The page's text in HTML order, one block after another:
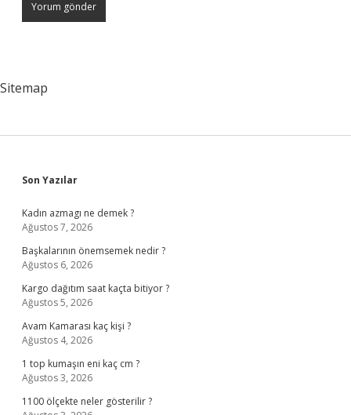
Sitemap
Sidebar
Son Yazılar
Kadın azmagı ne demek ?
Ağustos 7, 2026
Başkalarının önemsemek nedir ?
Ağustos 6, 2026
Kargo dağıtım saat kaçta bitiyor ?
Ağustos 5, 2026
Avam Kamarası kaç kişi ?
Ağustos 4, 2026
1 top kumaşın eni kaç cm ?
Ağustos 3, 2026
1100 ölçekte neler gösterilir ?